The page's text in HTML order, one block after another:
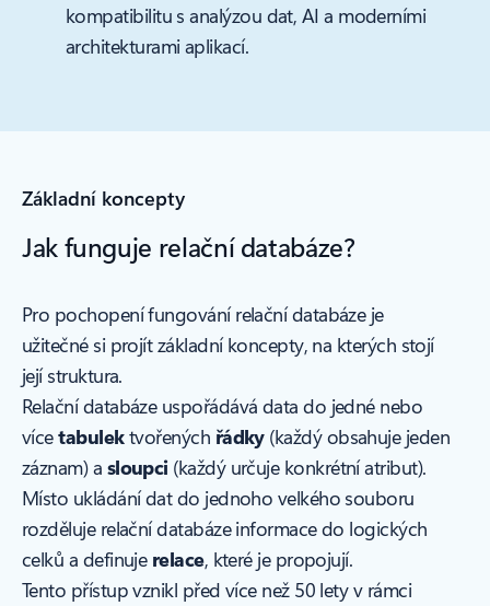
kompatibilitu s analýzou dat, AI a moderními
architekturami aplikací.
Základní koncepty
Jak funguje relační databáze?
Pro pochopení fungování relační databáze je
užitečné si projít základní koncepty, na kterých stojí
její struktura.
Relační databáze uspořádává data do jedné nebo
vícetabulektvořených řádky(každý obsahuje jeden
záznam) a sloupci (každý určuje konkrétní atribut).
Místo ukládání dat do jednoho velkého souboru
rozděluje relační databáze informace do logických
celků a definuje relace, které je propojují.
Tento přístup vznikl před více než 50 lety v rámci